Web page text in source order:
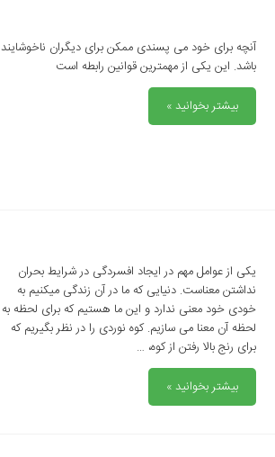
آنچه برای خود می پسندی ممکن برای دیگران ناخوشایند
باشد. این یکی از مهمترین قوانین رابطه است
بیشتر بخوانید »
یکی از عوامل مهم در ایجاد افسردگی در شرایط بحران
نداشتن معناست. دنیایی که ما در آن زندگی میکنیم به
خودی خود معنی ندارد و این ما هستیم که برای لحظه به
لحظه آن معنا می سازیم. کوه نوردی را در نظر بگیریم که
برای رنج بالا رفتن از کوه، …
بیشتر بخوانید »